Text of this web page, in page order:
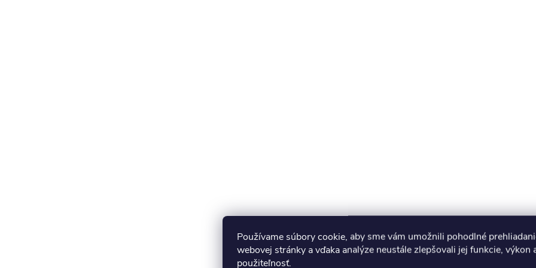
Používame súbory cookie, aby sme vám umožnili pohodlné
webovej stránky a vďaka analýze neustále zlepšovali jej funkcie, výkon
použiteľnosť.